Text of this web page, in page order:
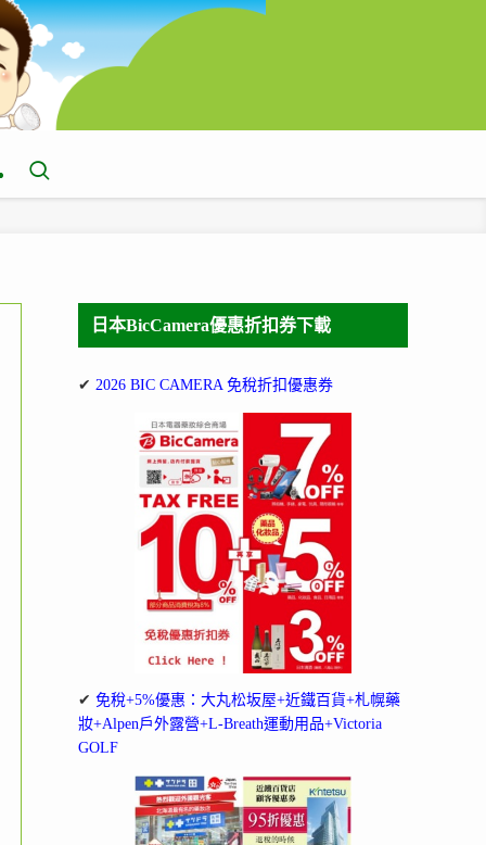
日本BicCamera優惠折扣券下載
✔ 2026 BIC CAMERA 免稅折扣優惠券
✔ 免稅+5%優惠：大丸松坂屋+近鐵百貨+札幌藥
妝+Alpen戶外露營+L-Breath運動用品+Victoria
GOLF